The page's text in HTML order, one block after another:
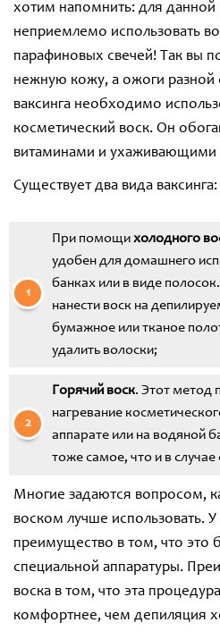
хотим напомнить: для
неприемлемо использовать
парафиновых свечей! Так вы
нежную кожу, а ожоги разной
ваксинга необходимо
косметический воск. Он
витаминами и ухаживающими
Существует два вида ваксинга:
При помощихолодного
удобен для домашнего
банках или в виде
нанести воск на
бумажное или тканое
удалить волоски;
Горячий воск. Этот метод
нагревание
аппарате или на водяной
тоже самое, что и в
Многие задаются вопросом,
воском лучше использовать.
преимущество в том, что это
специальной аппаратуры.
воска в том, что эта
комфортнее, чем депиляция